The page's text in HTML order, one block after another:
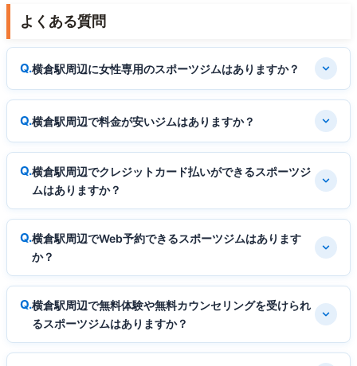
よくある質問
横倉駅周辺に女性専用のスポーツジムはありますか？
横倉駅周辺で料金が安いジムはありますか？
横倉駅周辺でクレジットカード払いができるスポーツジ
ムはありますか？
横倉駅周辺でWeb予約できるスポーツジムはあります
か？
横倉駅周辺で無料体験や無料カウンセリングを受けられ
るスポーツジムはありますか？